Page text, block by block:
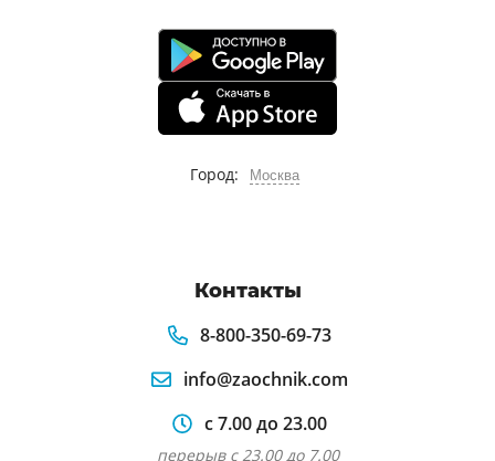
Город: Москва
Контакты
8-800-350-69-73
info@zaochnik.com
с 7.00 до 23.00
перерыв с 23.00 до 7.00